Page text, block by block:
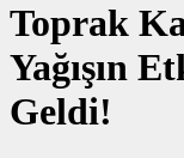
Toprak
Yağışın
Geldi!